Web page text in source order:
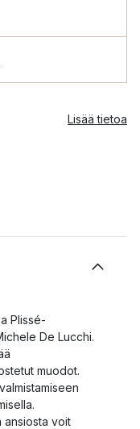
Lisää tietoa
Plissé-
De Lucchi.
muodot.
ansiosta voit